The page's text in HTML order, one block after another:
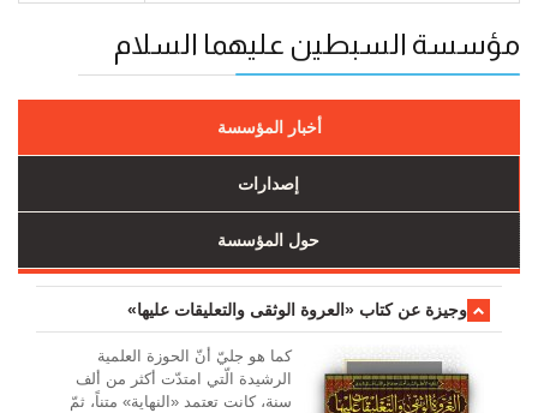
مؤسسة السبطين عليهما السلام
أخبار المؤسسة
إصدارات
حول المؤسسة
وجیزة عن کتاب «العروة الوثقی والتعلیقات علیها»
کما هو جليّ أنّ الحوزة العلمیة
الرشیدة الّتي امتدّت أكثر من ألف
سنة، كانت تعتمد «النهاية» متناً، ثمّ